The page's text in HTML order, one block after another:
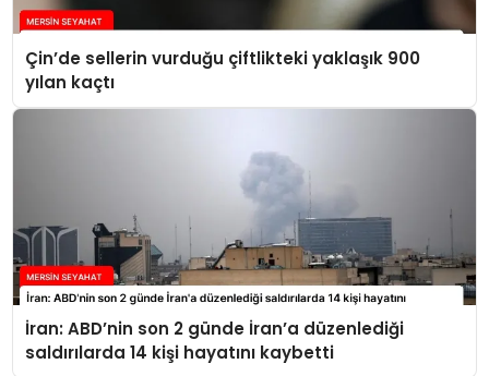
Çin’de sellerin vurduğu çiftlikteki yaklaşık 900
yılan kaçtı
İran: ABD’nin son 2 günde İran’a düzenlediği
saldırılarda 14 kişi hayatını kaybetti